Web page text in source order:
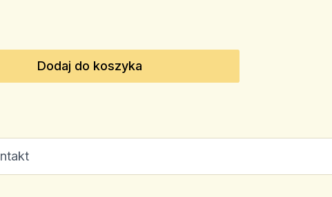
Dodaj do koszyka